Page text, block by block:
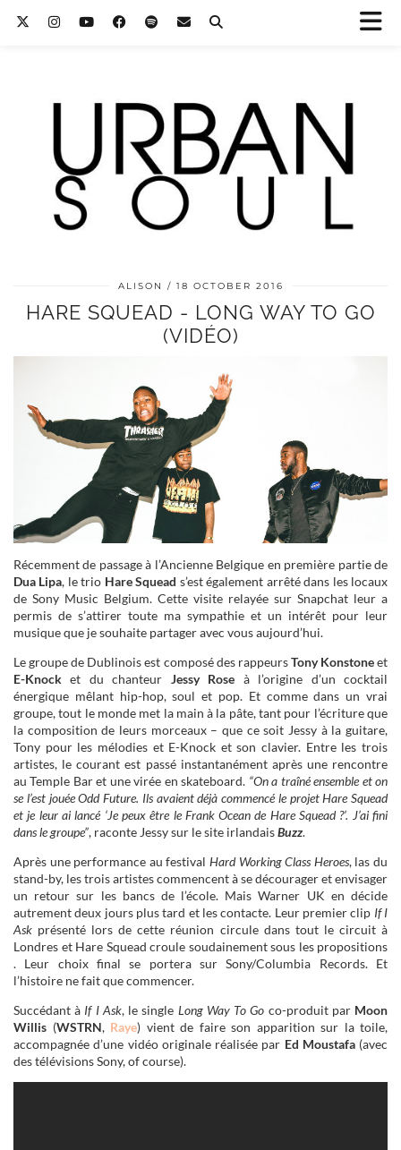
ALISON 18 OCTOBER 2016
HARE SQUEAD - LONG WAY TO GO
(VIDÉO)
Récemment de passage à l’Ancienne Belgique en première partie de
Dua Lipa, le trio Hare Squead s’est également arrêté dans les locaux
de Sony Music Belgium. Cette visite relayée sur Snapchat leur a
permis de s’attirer toute ma sympathie et un intérêt pour leur
musique que je souhaite partager avec vous aujourd’hui.
Le groupe de Dublinois est composé des rappeursTony Konstoneet
E-Knock et du chanteur Jessy Rose à l’origine d’un cocktail
énergique mêlant hip-hop, soul et pop. Et comme dans un vrai
groupe, tout le monde met la main à la pâte, tant pour l’écriture que
la composition de leurs morceaux – que ce soit Jessy à la guitare,
Tony pour les mélodies et E-Knock et son clavier. Entre les trois
artistes, le courant est passé instantanément après une rencontre
au Temple Bar et une virée en skateboard. “On a traîné ensemble et on
se l’est jouée Odd Future. Ils avaient déjà commencé le projet Hare Squead
et je leur ai lancé ‘Je peux être le Frank Ocean de Hare Squead ?’. J’ai fini
dans le groupe”, raconte Jessy sur le site irlandaisBuzz.
Après une performance au festival Hard Working Class Heroes, las du
stand-by, les trois artistes commencent à se décourager et envisager
un retour sur les bancs de l’école. Mais Warner UK en décide
autrement deux jours plus tard et les contacte. Leur premier clip If I
Ask présenté lors de cette réunion circule dans tout le circuit à
Londres et Hare Squead croule soudainement sous les propositions
. Leur choix final se portera sur Sony/Columbia Records. Et
l’histoire ne fait que commencer.
Succédant à If I Ask, le single Long Way To Go co-produit par Moon
Willis (WSTRN, Raye) vient de faire son apparition sur la toile,
accompagnée d’une vidéo originale réalisée par Ed Moustafa(avec
des télévisions Sony, of course).